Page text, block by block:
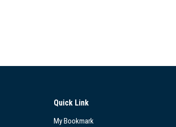
Quick Link
My Bookmark